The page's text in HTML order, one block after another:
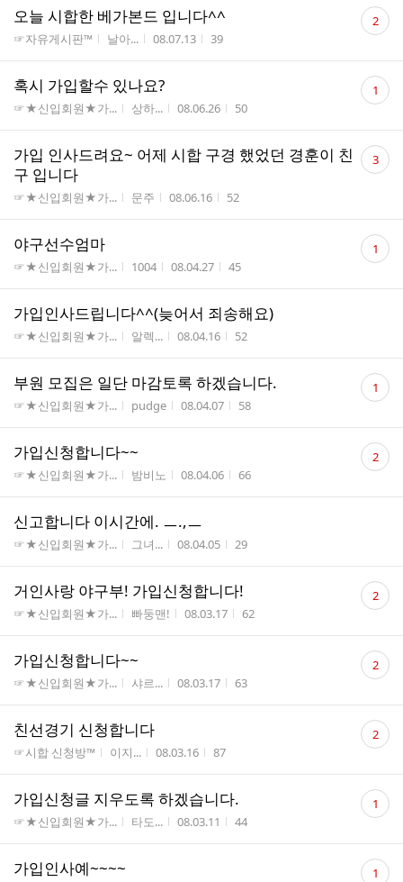
오늘 시합한 베가본드 입니다^^
게시판명
☞자유게시판™ 작성자
날아... 작성시간
08.07.13 조회수
39
댓
글 2
혹시 가입할수 있나요?
게시판명
☞★신입회원★가... 작성자
상하... 작성시간
08.06.26 조회수
50
댓
글 1
가입 인사드려요~ 어제 시합 구경 했었던 경훈이 친
구 입니다
게시판명
☞★신입회원★가... 작성자
문주 작성시간
08.06.16 조회수
52
댓
글 3
야구선수엄마
게시판명
☞★신입회원★가... 작성자
1004 작성시간
08.04.27 조회수
45
댓
글 1
가입인사드립니다^^(늦어서 죄송해요)
게시판명
☞★신입회원★가... 작성자
알렉... 작성시간
08.04.16 조회수
52
부원 모집은 일단 마감토록 하겠습니다.
게시판명
☞★신입회원★가... 작성자
pudge 작성시간
08.04.07 조회수
58
댓
글 1
가입신청합니다~~
게시판명
☞★신입회원★가... 작성자
밤비노 작성시간
08.04.06 조회수
66
댓
글 2
신고합니다 이시간에. ㅡ.,ㅡ
게시판명
☞★신입회원★가... 작성자
그녀... 작성시간
08.04.05 조회수
29
거인사랑 야구부! 가입신청합니다!
게시판명
☞★신입회원★가... 작성자
빠둥맨! 작성시간
08.03.17 조회수
62
댓
글 2
가입신청합니다~~
게시판명
☞★신입회원★가... 작성자
샤르... 작성시간
08.03.17 조회수
63
댓
글 2
친선경기 신청합니다
게시판명
☞시합 신청방™ 작성자
이지... 작성시간
08.03.16 조회수
87
댓
글 2
가입신청글 지우도록 하겠습니다.
게시판명
☞★신입회원★가... 작성자
타도... 작성시간
08.03.11 조회수
44
댓
글 1
가입인사예~~~~
댓
1